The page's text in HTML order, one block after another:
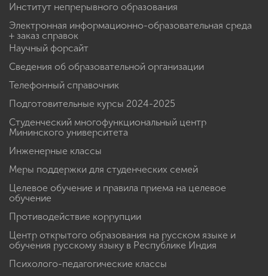
Институт непрерывного образования
Электронная информационно-образовательная среда
+ заказ справок
Научный форсайт
Сведения об образовательной организации
Телефонный справочник
Подготовительные курсы 2024-2025
Студенческий многофункциональный центр
Мининского университета
Инженерные классы
Меры поддержки для студенческих семей
Целевое обучение и правила приема на целевое
обучение
Противодействие коррупции
Центр открытого образования на русском языке и
обучения русскому языку в Республике Индия
Психолого-педагогические классы